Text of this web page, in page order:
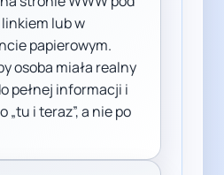
lub w
papierowym.
osoba miała realny
pełnej informacji i
„tu i teraz”, a nie po